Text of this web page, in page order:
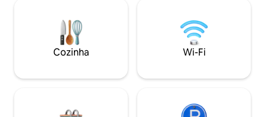
têm vista panorâmica desobstruída para
o mar. Uma piscina de borda infinita de
tirar o fôlego e um terraço com vista
para o mar.
espetacular
deck ensolarado,
relaxar enquanto
panoramas de
Cozinha Wi-Fi